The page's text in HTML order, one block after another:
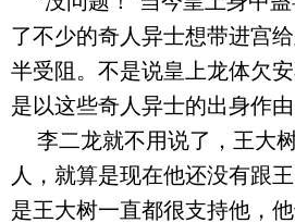
了不少的奇人异士想带进宫
半受阻。不是说皇上龙体欠
是以这些奇人异士的出身作由
李二龙就不用说了，王大
人，就算是现在他还没有跟
是王大树一直都很支持他，